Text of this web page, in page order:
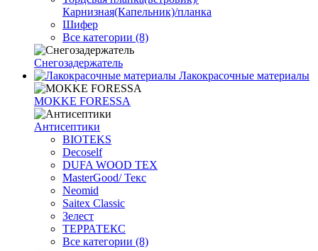
Карнизная(Капельник)/планка
Шифер
Все категории (8)
Снегозадержатель
Лакокрасочные материалы
MOKKE FORESSA
Антисептики
BIOTEKS
Decoself
DUFA WOOD TEX
MasterGood/ Текс
Neomid
Saitex Classic
Зелест
ТЕРРАТЕКС
Все категории (8)